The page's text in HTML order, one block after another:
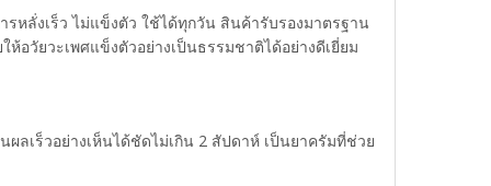
รหลั่งเร็ว ไม่แข็งตัว ใช้ได้ทุกวัน สินค้ารับรองมาตรฐาน
อวัยวะเพศแข็งตัวอย่างเป็นธรรมชาติได้อย่างดีเยี่ยม
เร็วอย่างเห็นได้ชัดไม่เกิน 2 สัปดาห์ เป็นยาครัมที่ช่วย